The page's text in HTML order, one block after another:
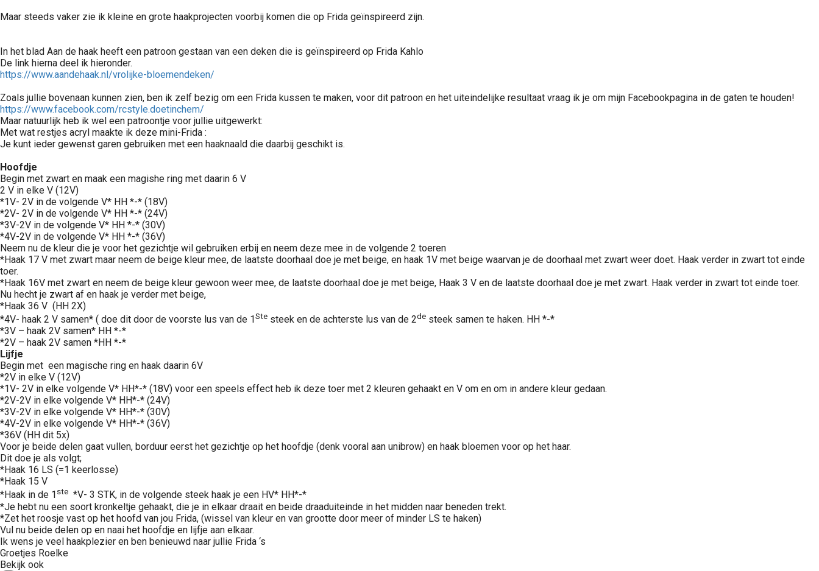
Maar steeds vaker zie ik kleine en grote haakprojecten voorbij komen die op Frida geïnspireerd zijn.
In het blad Aan de haak heeft een patroon gestaan van een deken die is geïnspireerd op Frida Kahlo
De link hierna deel ik hieronder.
https://www.aandehaak.nl/vrolijke-bloemendeken/
Zoals jullie bovenaan kunnen zien, ben ik zelf bezig om een Frida kussen te maken, voor dit patroon en het uiteindelijke resultaat vraag ik je om mijn Facebookpagina in de gaten te houden!
https://www.facebook.com/rcstyle.doetinchem/
Maar natuurlijk heb ik wel een patroontje voor jullie uitgewerkt:
Met wat restjes acryl maakte ik deze mini-Frida :
Je kunt ieder gewenst garen gebruiken met een haaknaald die daarbij geschikt is.
Hoofdje
Begin met zwart en maak een magishe ring met daarin 6 V
2 V in elke V (12V)
*1V- 2V in de volgende V* HH *-* (18V)
*2V- 2V in de volgende V* HH *-* (24V)
*3V-2V in de volgende V* HH *-* (30V)
*4V-2V in de volgende V* HH *-* (36V)
Neem nu de kleur die je voor het gezichtje wil gebruiken erbij en neem deze mee in de volgende 2 toeren
*Haak 17 V met zwart maar neem de beige kleur mee, de laatste doorhaal doe je met beige, en haak 1V met beige waarvan je de doorhaal met zwart weer doet. Haak verder in zwart tot einde
toer.
*Haak 16V met zwart en neem de beige kleur gewoon weer mee, de laatste doorhaal doe je met beige, Haak 3 V en de laatste doorhaal doe je met zwart. Haak verder in zwart tot einde toer.
Nu hecht je zwart af en haak je verder met beige,
*Haak 36 V (HH 2X)
*4V- haak 2 V samen* ( doe dit door de voorste lus van de 1 Ste steek en de achterste lus van de 2de steek samen te haken. HH *-*
*3V – haak 2V samen* HH *-*
*2V – haak 2V samen *HH *-*
Lijfje
Begin met een magische ring en haak daarin 6V
*2V in elke V (12V)
*1V- 2V in elke volgende V* HH*-* (18V) voor een speels effect heb ik deze toer met 2 kleuren gehaakt en V om en om in andere kleur gedaan.
*2V-2V in elke volgende V* HH*-* (24V)
*3V-2V in elke volgende V* HH*-* (30V)
*4V-2V in elke volgende V* HH*-* (36V)
*36V (HH dit 5x)
Voor je beide delen gaat vullen, borduur eerst het gezichtje op het hoofdje (denk vooral aan unibrow) en haak bloemen voor op het haar.
Dit doe je als volgt;
*Haak 16 LS (=1 keerlosse)
*Haak 15 V
*Haak in de 1 ste *V- 3 STK, in de volgende steek haak je een HV* HH*-*
*Je hebt nu een soort kronkeltje gehaakt, die je in elkaar draait en beide draaduiteinde in het midden naar beneden trekt.
*Zet het roosje vast op het hoofd van jou Frida, (wissel van kleur en van grootte door meer of minder LS te haken)
Vul nu beide delen op en naai het hoofdje en lijfje aan elkaar.
Ik wens je veel haakplezier en ben benieuwd naar jullie Frida ‘s
Groetjes Roelke
Bekijk ook